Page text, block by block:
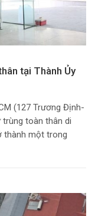
tại Thành Ủy
(127 Trương Định-
toàn thân di
thành một trong
phương pháp này